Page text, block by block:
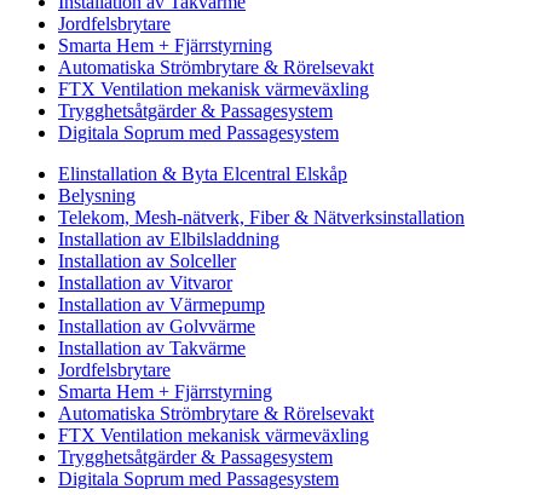
Jordfelsbrytare
Smarta Hem + Fjärrstyrning
Automatiska Strömbrytare & Rörelsevakt
FTX Ventilation mekanisk värmeväxling
Trygghetsåtgärder & Passagesystem
Digitala Soprum med Passagesystem
Elinstallation & Byta Elcentral Elskåp
Belysning
Telekom, Mesh-nätverk, Fiber & Nätverksinstallation
Installation av Elbilsladdning
Installation av Solceller
Installation av Vitvaror
Installation av Värmepump
Installation av Golvvärme
Installation av Takvärme
Jordfelsbrytare
Smarta Hem + Fjärrstyrning
Automatiska Strömbrytare & Rörelsevakt
FTX Ventilation mekanisk värmeväxling
Trygghetsåtgärder & Passagesystem
Digitala Soprum med Passagesystem